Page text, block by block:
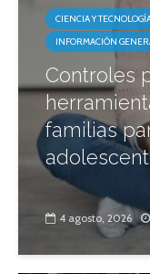
CIENCIA Y
INFORMACIÓN
Controles
familias
4 agosto, 2026